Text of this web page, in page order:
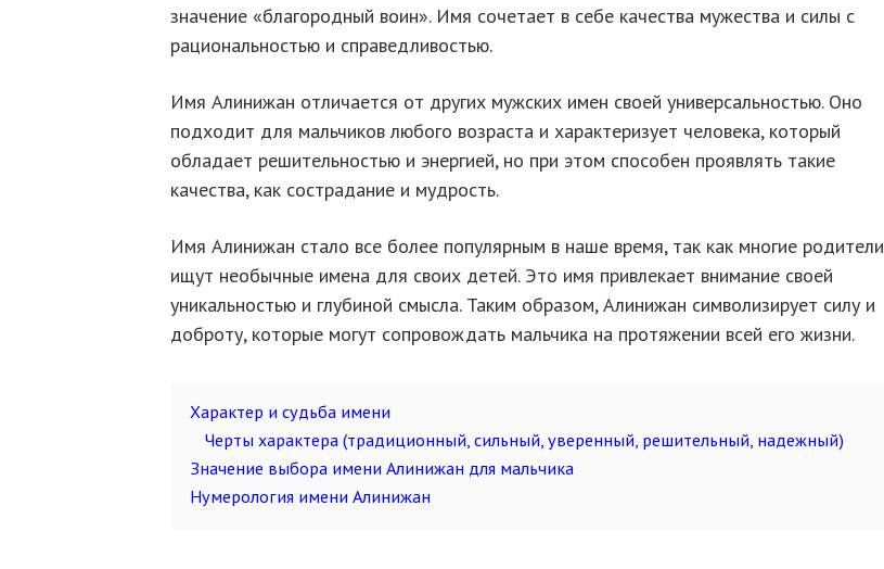
значение «благородный воин». Имя сочетает в себе качества мужества и силы с
рациональностью и справедливостью.
Имя Алинижан отличается от других мужских имен своей универсальностью. Оно
подходит для мальчиков любого возраста и характеризует человека, который
обладает решительностью и энергией, но при этом способен проявлять такие
качества, как сострадание и мудрость.
Имя Алинижан стало все более популярным в наше время, так как многие родители
ищут необычные имена для своих детей. Это имя привлекает внимание своей
уникальностью и глубиной смысла. Таким образом, Алинижан символизирует силу и
доброту, которые могут сопровождать мальчика на протяжении всей его жизни.
Характер и судьба имени
Черты характера (традиционный, сильный, уверенный, решительный, надежный)
Значение выбора имени Алинижан для мальчика
Нумерология имени Алинижан